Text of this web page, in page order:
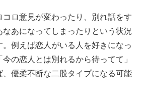
ロ意見が変わったり、別れ話をす
なあになってしまったりという状況
例えば恋人がいる人を好きになっ
の恋人とは別れるから待ってて」
、優柔不断な二股タイプになる可能